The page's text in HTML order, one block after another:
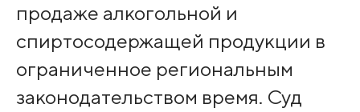
продаже алкогольной и
спиртосодержащей продукции в
ограниченное региональным
законодательством время. Суд